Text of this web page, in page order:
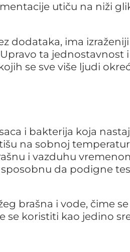
utiču na niži
dodataka, ima
ta jednostavnost i
se sve više ljudi
i bakterija koja
na sobnoj
i vazduhu
da podigne
brašna i vode, čime
se koristiti kao jedino